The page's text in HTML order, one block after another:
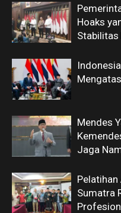
Hoaks
Stabilitas
Mendes
Jaga
Sumatra